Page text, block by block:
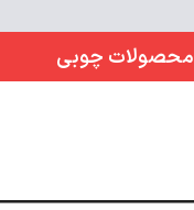
محصولات چوبی